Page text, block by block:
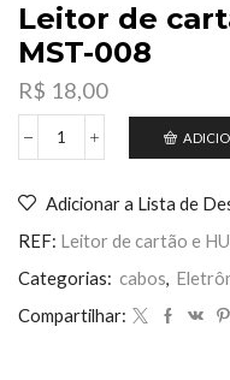
Leitor de
MST-008
R$ 18,00
Leitor
e
HUB
portas
008
Adicionar a Lista de
REF: Leitor de cartão e
Categorias: cabos,
Compartilhar: